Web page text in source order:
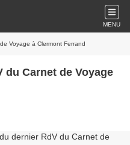
MENU
Voyage à Clermont Ferrand
du Carnet de Voyage